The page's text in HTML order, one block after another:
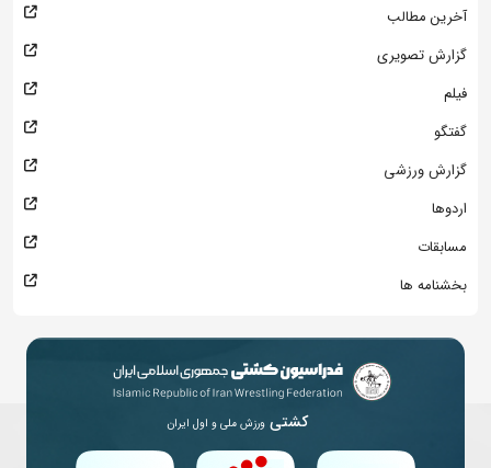
آخرین مطالب
گزارش تصویری
فیلم
گفتگو
گزارش ورزشی
اردوها
مسابقات
بخشنامه ها
کشتی ورزش ملی و اول ایران